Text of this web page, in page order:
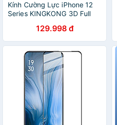
Kính Cường Lực iPhone 12
Series KINGKONG 3D Full
Cao Cấp - Chính Hãng WK
129.998 đ